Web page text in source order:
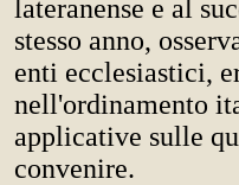
lateranense e al
stesso anno,
enti ecclesiastici,
nell'ordinamento
applicative sulle
convenire.